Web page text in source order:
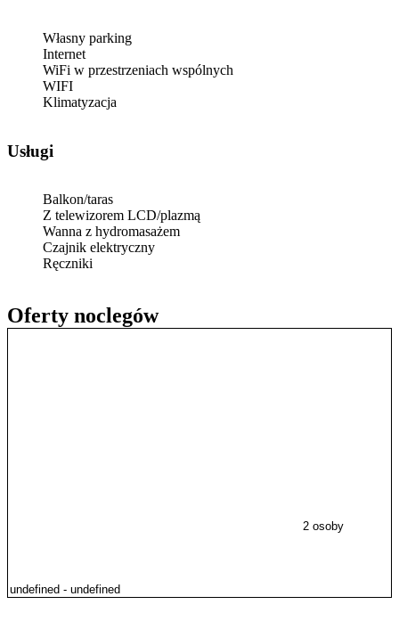
Oferty noclegów
2 osoby
Własny parking
Internet
WiFi w przestrzeniach wspólnych
WIFI
Klimatyzacja
Usługi
Balkon/taras
Z telewizorem LCD/plazmą
Wanna z hydromasażem
Czajnik elektryczny
Ręczniki